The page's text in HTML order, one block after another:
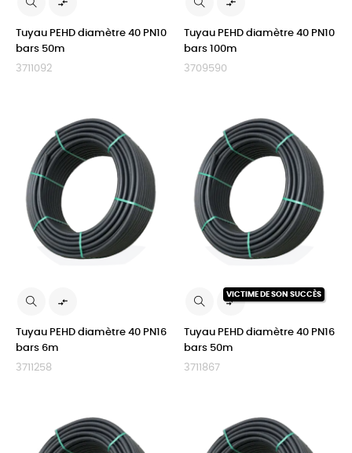

Tuyau PEHD diamètre 40 PN10
bars 50m
3711092

Tuyau PEHD diamètre 40 PN10
bars 100m
3709590

Tuyau PEHD diamètre 40 PN16
bars 6m
3711258
VICTIME DE SON SUCCÈS

Tuyau PEHD diamètre 40 PN16
bars 50m
3711867